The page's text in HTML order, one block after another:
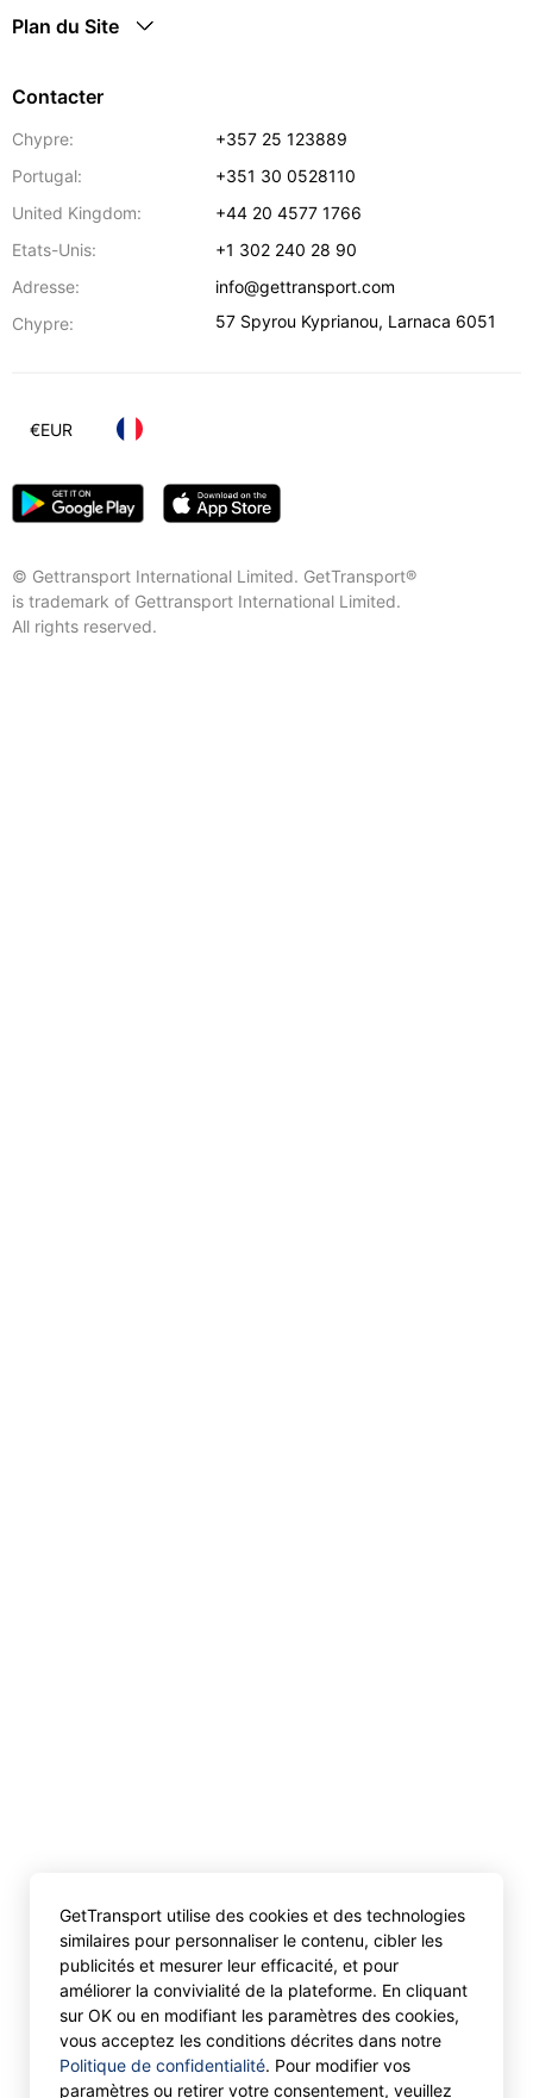
Plan du Site
Contacter
Chypre:
+357 25 123889
Portugal:
+351 30 0528110
United Kingdom:
+44 20 4577 1766
Etats-Unis:
+1 302 240 28 90
Adresse:
info@gettransport.com
Chypre:
57 Spyrou Kyprianou, Larnaca 6051
© Gettransport International Limited. GetTransport®
is trademark of Gettransport International Limited.
All rights reserved.
€EUR
GetTransport utilise des cookies et des technologies
similaires pour personnaliser le contenu, cibler les
publicités et mesurer leur efficacité, et pour
améliorer la convivialité de la plateforme. En cliquant
sur OK ou en modifiant les paramètres des cookies,
vous acceptez les conditions décrites dans notre
Politique de confidentialité. Pour modifier vos
paramètres ou retirer votre consentement, veuillez